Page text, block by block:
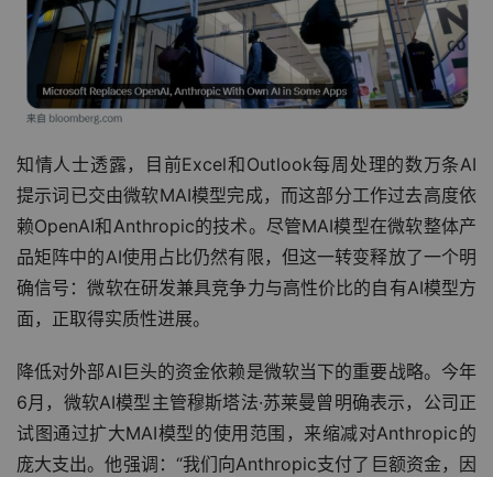
知情人士透露，目前Excel和Outlook每周处理的数万条AI
提示词已交由微软MAI模型完成，而这部分工作过去高度依
赖OpenAI和Anthropic的技术。尽管MAI模型在微软整体产
品矩阵中的AI使用占比仍然有限，但这一转变释放了一个明
确信号：微软在研发兼具竞争力与高性价比的自有AI模型方
面，正取得实质性进展。
降低对外部AI巨头的资金依赖是微软当下的重要战略。今年
6月，微软AI模型主管穆斯塔法·苏莱曼曾明确表示，公司正
试图通过扩大MAI模型的使用范围，来缩减对Anthropic的
庞大支出。他强调：“我们向Anthropic支付了巨额资金，因